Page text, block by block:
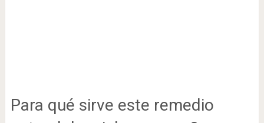
Para qué sirve este remedio